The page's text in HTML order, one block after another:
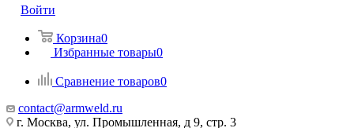
Войти
Корзина0
Избранные товары0
Сравнение товаров0
contact@armweld.ru
г. Москва, ул. Промышленная, д 9, стр. 3